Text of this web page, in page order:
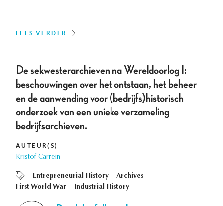
LEES VERDER
De sekwesterarchieven na Wereldoorlog I:
beschouwingen over het ontstaan, het beheer
en de aanwending voor (bedrijfs)historisch
onderzoek van een unieke verzameling
bedrijfsarchieven.
AUTEUR(S)
Kristof Carrein
Entrepreneurial History
Archives
First World War
Industrial History